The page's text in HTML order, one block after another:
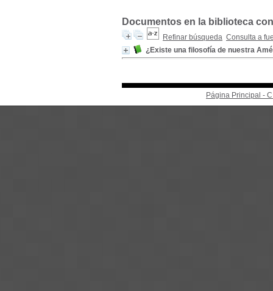
Documentos en la biblioteca
Refinar búsqueda Consulta a
¿Existe una filosofía de nuestra
Página Principal -